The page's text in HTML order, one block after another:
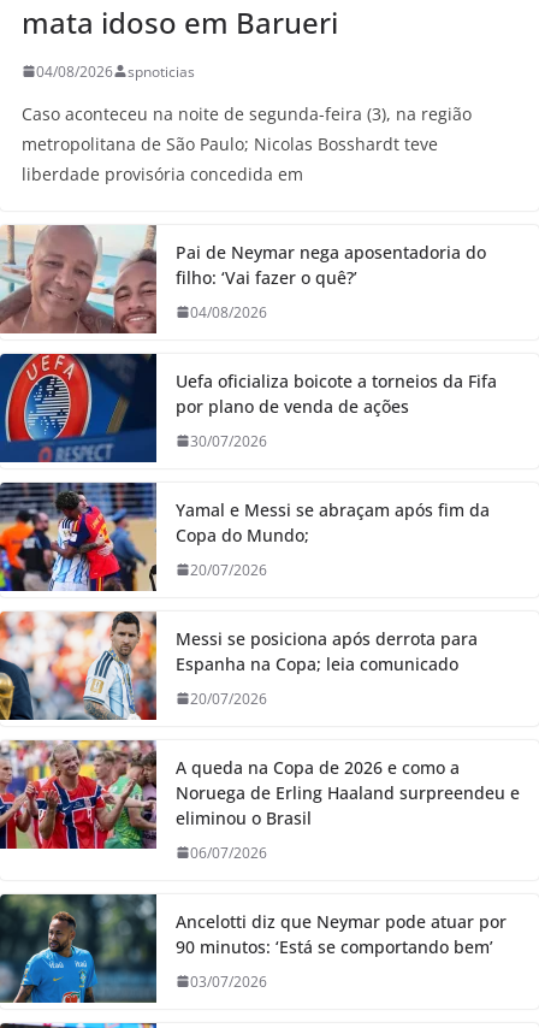
mata idoso em Barueri
04/08/2026 spnoticias
Caso aconteceu na noite de segunda-feira (3), na região
metropolitana de São Paulo; Nicolas Bosshardt teve
liberdade provisória concedida em
Pai de Neymar nega aposentadoria do
filho: ‘Vai fazer o quê?’
04/08/2026
Uefa oficializa boicote a torneios da Fifa
por plano de venda de ações
30/07/2026
Yamal e Messi se abraçam após fim da
Copa do Mundo;
20/07/2026
Messi se posiciona após derrota para
Espanha na Copa; leia comunicado
20/07/2026
A queda na Copa de 2026 e como a
Noruega de Erling Haaland surpreendeu e
eliminou o Brasil
06/07/2026
Ancelotti diz que Neymar pode atuar por
90 minutos: ‘Está se comportando bem’
03/07/2026